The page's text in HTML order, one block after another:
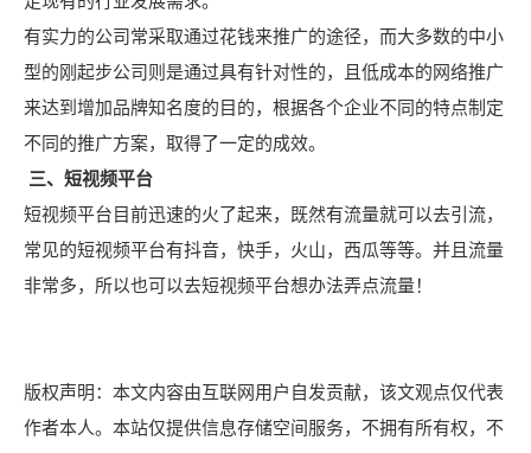
有实力的公司常采取通过花钱来推广的途径，而大多数的中小
型的刚起步公司则是通过具有针对性的，且低成本的网络推广
来达到增加品牌知名度的目的，根据各个企业不同的特点制定
不同的推广方案，取得了一定的成效。
三、短视频平台
短视频平台目前迅速的火了起来，既然有流量就可以去引流，
常见的短视频平台有抖音，快手，火山，西瓜等等。并且流量
非常多，所以也可以去短视频平台想办法弄点流量！
版权声明：本文内容由互联网用户自发贡献，该文观点仅代表
作者本人。本站仅提供信息存储空间服务，不拥有所有权，不